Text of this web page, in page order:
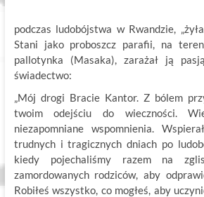
podczas ludobójstwa w Rwandzie,
Stani jako proboszcz parafii, na
pallotynka (Masaka), zarażał ją
świadectwo:
„Mój drogi Bracie Kantor. Z bólem
twoim odejściu do wieczności.
niezapomniane wspomnienia.
trudnych i tragicznych dniach po
kiedy pojechaliśmy razem na
zamordowanych rodziców, aby
Robiłeś wszystko, co mogłeś, aby